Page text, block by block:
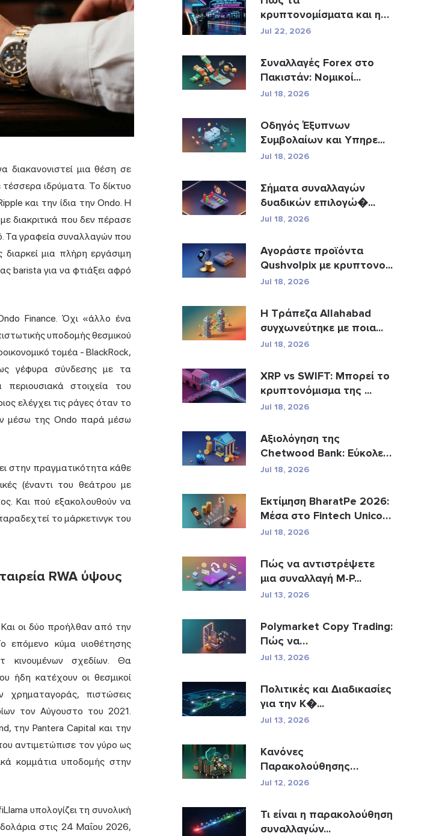
διακανονιστεί μια θέση σε
ιδρύματα. Το δίκτυο
και την ίδια την Ondo. Η
διακριτικά που δεν πέρασε
Τα γραφεία συναλλαγών που
μια πλήρη εργάσιμη
barista για να φτιάξει αφρό
Finance. Όχι «άλλο ένα
υποδομής θεσμικού
τομέα - BlackRock,
γέφυρα σύνδεσης με τα
στοιχεία του
ελέγχει τις ράγες όταν το
μέσω της Ondo παρά μέσω
στην πραγματικότητα κάθε
(έναντι του θεάτρου με
Και πού εξακολουθούν να
το μάρκετινγκ του
RWA ύψους
οι δύο προήλθαν από την
κύμα υιοθέτησης
κινουμένων σχεδίων. Θα
ήδη κατέχουν οι θεσμικοί
χρηματαγοράς, πιστώσεις
τον Αύγουστο του 2021.
την Pantera Capital και την
αντιμετώπισε τον γύρο ως
κομμάτια υποδομής στην
υπολογίζει τη συνολική
στις 24 Μαΐου 2026,
κρυπτονομίσματα και η
Fintech αν�...
Jul 22, 2026
Συναλλαγές Forex στο
Πακιστάν: Νομικοί...
Jul 18, 2026
Οδηγός Έξυπνων
Συμβολαίων και Υπηρε...
Jul 18, 2026
Σήματα συναλλαγών
δυαδικών επιλογώ�...
Jul 18, 2026
Αγοράστε προϊόντα
Qushvolpix με κρυπτονο...
Jul 18, 2026
Η Τράπεζα Allahabad
συγχωνεύτηκε με ποια...
Jul 18, 2026
XRP vs SWIFT: Μπορεί το
κρυπτονόμισμα της ...
Jul 18, 2026
Αξιολόγηση της
Chetwood Bank: Εύκολες
Αποτ...
Jul 18, 2026
Εκτίμηση BharatPe 2026:
Μέσα στο Fintech Unicorn
τ...
Jul 18, 2026
Πώς να αντιστρέψετε
μια συναλλαγή M-P...
Jul 13, 2026
Polymarket Copy Trading:
Πώς να
αντικατοπτρίσε�...
Jul 13, 2026
Πολιτικές και Διαδικασίες
για την Κ�...
Jul 13, 2026
Κανόνες
Παρακολούθησης
Συναλλαγών A...
Jul 12, 2026
Τι είναι η παρακολούθηση
συναλλαγών...